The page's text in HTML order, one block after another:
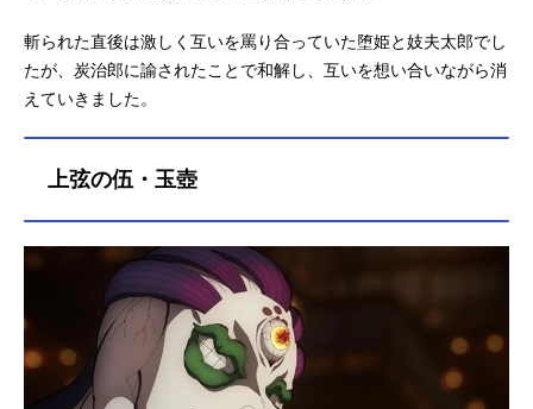
斬られた直後は激しく互いを罵り合っていた堕姫と妓夫太郎でし
たが、炭治郎に諭されたことで和解し、互いを想い合いながら消
えていきました。
上弦の伍・玉壺